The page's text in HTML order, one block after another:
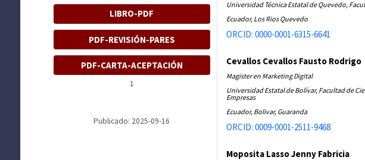
LIBRO-PDF
PDF-REVISIÓN-PARES
PDF-CARTA-ACEPTACIÓN
1
Publicado: 2025-09-16
Universidad Técnica Estatal de Quevedo,
Ecuador, Los Rios Quevedo
ORCID: 0000-0001-6315-6641
Cevallos Cevallos Fausto Rodrigo
Magister en Marketing Digital
Universidad Estatal de Bolívar, Facultad de
Empresas
Ecuador, Bolivar, Guaranda
ORCID: 0009-0001-2511-9468
Moposita Lasso Jenny Fabricia